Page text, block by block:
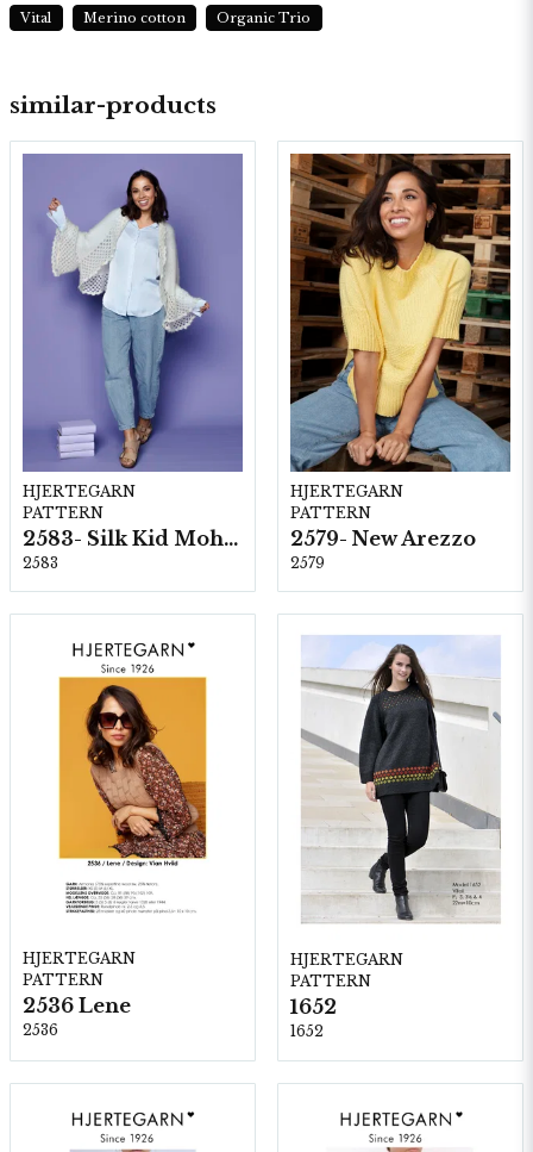
similar-products
HJERTEGARN
PATTERN
2583- Silk Kid Mohair
2583
HJERTEGARN
PATTERN
2579- New Arezzo
2579
HJERTEGARN
PATTERN
2536 Lene
2536
HJERTEGARN
PATTERN
1652
1652
Vital Merino cotton Organic Trio